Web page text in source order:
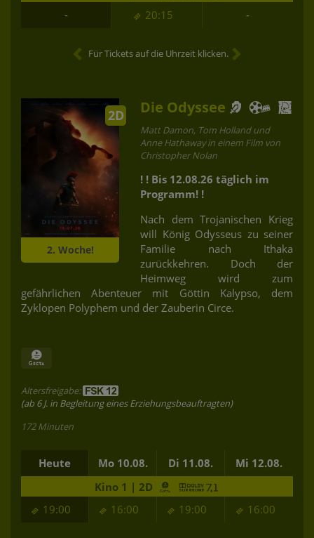
- 20:15 -
Für Tickets auf die Uhrzeit klicken.
2D
2. Woche!
Die Odyssee
Matt Damon, Tom Holland und
Anne Hathaway in einem Film von
Christopher Nolan
! ! Bis 12.08.26 täglich im
Programm! !
Nach dem Trojanischen Krieg
will König Odysseus zu seiner
Familie nach Ithaka
zurückkehren. Doch der
Heimweg wird zum
gefährlichen Abenteuer mit Göttin Kalypso, dem
Zyklopen Polyphem und der Zauberin Circe.
Altersfreigabe:
(ab 6 J. in Begleitung eines Erziehungsbeauftragten)
172 Minuten
Heute Mo 10.08. Di 11.08. Mi 12.08.
19:00 16:00 19:00 16:00
Kino 1 | 2D